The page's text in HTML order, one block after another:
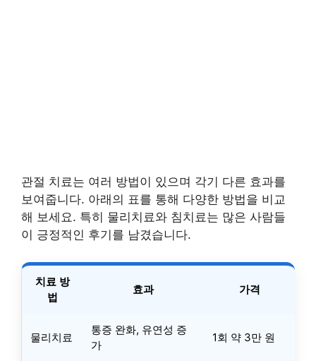
관절 치료는 여러 방법이 있으며 각기 다른 효과를
보여줍니다. 아래의 표를 통해 다양한 방법을 비교
해 보세요. 특히 물리치료와 침치료는 많은 사람들
이 긍정적인 후기를 남겼습니다.
치료 방
법
효과 가격
물리치료
통증 완화, 유연성 증
가
1회 약 3만 원